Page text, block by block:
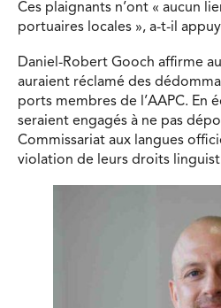
Ces plaignants n’ont « aucun
portuaires locales », a-t-il
Daniel-Robert Gooch affirme
auraient réclamé des
ports membres de l’AAPC. En
seraient engagés à ne pas
Commissariat aux langues
violation de leurs droits